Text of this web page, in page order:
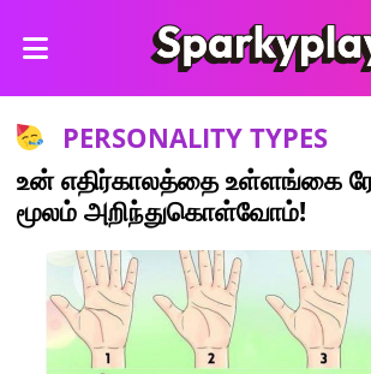
PERSONALITY TYPES
உன் எதிர்காலத்தை உள்ளங்கை
மூலம் அறிந்துகொள்வோம்!